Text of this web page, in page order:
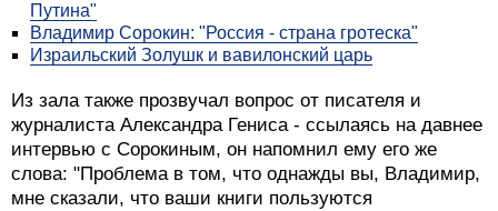
Путина"
Владимир Сорокин: "Россия - страна гротеска"
Израильский Золушк и вавилонский царь
Из зала также прозвучал вопрос от писателя и
журналиста Александра Гениса - ссылаясь на давнее
интервью с Сорокиным, он напомнил ему его же
слова: "Проблема в том, что однажды вы, Владимир,
мне сказали, что ваши книги пользуются